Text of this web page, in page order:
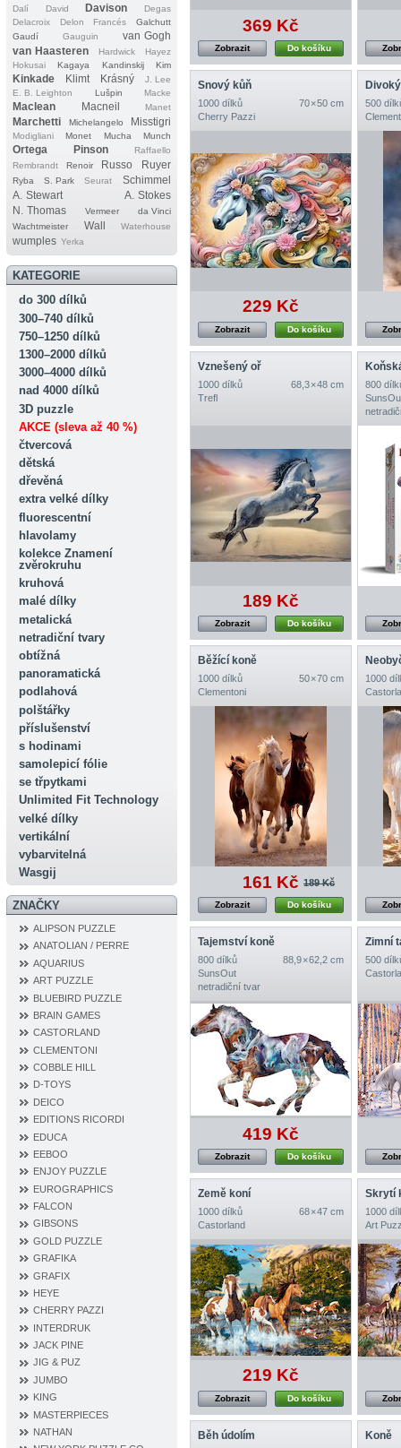
Dalí
David Davison
Degas
Delacroix
Delon Francés
Galchutt
Gaudí
Gauguin
van Gogh
van Haasteren
Hardwick
Hayez
Hokusai
Kagaya Kandinskij Kim
Kinkade Klimt Krásný
J. Lee
E. B. Leighton
Lušpin Macke
Maclean Macneil Manet
Marchetti Michelangelo Misstigri
Modigliani Monet Mucha Munch
Ortega Pinson
Raffaello
Rembrandt
Renoir Russo Ruyer
Ryba S. Park Seurat
Schimmel
A. Stewart
A. Stokes
N. Thomas
Vermeer
da Vinci
Wachtmeister
Wall Waterhouse
wumples Yerka
KATEGORIE
do 300 dílků
300–740 dílků
750–1250 dílků
1300–2000 dílků
3000–4000 dílků
nad 4000 dílků
3D puzzle
AKCE (sleva až 40 %)
čtvercová
dětská
dřevěná
extra velké dílky
fluorescentní
hlavolamy
kolekce Znamení
zvěrokruhu
kruhová
malé dílky
metalická
netradiční tvary
obtížná
panoramatická
podlahová
polštářky
příslušenství
s hodinami
samolepicí fólie
se třpytkami
Unlimited Fit Technology
velké dílky
vertikální
vybarvitelná
Wasgij
ZNAČKY
ALIPSON PUZZLE
ANATOLIAN / PERRE
AQUARIUS
ART PUZZLE
BLUEBIRD PUZZLE
BRAIN GAMES
CASTORLAND
CLEMENTONI
COBBLE HILL
D‐TOYS
DEICO
EDITIONS RICORDI
EDUCA
EEBOO
ENJOY PUZZLE
EUROGRAPHICS
FALCON
GIBSONS
GOLD PUZZLE
GRAFIKA
GRAFIX
HEYE
CHERRY PAZZI
INTERDRUK
JACK PINE
JIG & PUZ
JUMBO
KING
MASTERPIECES
NATHAN
369 Kč
Do košíku
Zobrazit
Snový kůň
1000 dílků
70 × 50 cm
Cherry Pazzi
229 Kč
Do košíku
Zobrazit
500
Vznešený oř
1000 dílků
68,3 × 48 cm
Trefl
189 Kč
Do košíku
Zobrazit
800
Běžící koně
1000 dílků
50 × 70 cm
Clementoni
161 Kč 189 Kč
Do košíku
Zobrazit
1000
Tajemství koně
800 dílků
88,9 × 62,2 cm
SunsOut
netradiční tvar
419 Kč
Do košíku
Zobrazit
Zimní
500
Země koní
1000 dílků
68 × 47 cm
Castorland
219 Kč
Do košíku
Zobrazit
Skrytí
1000
Art
Běh údolím Koně